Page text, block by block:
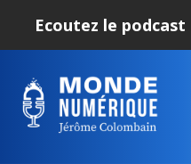
Ecoutez le podcast